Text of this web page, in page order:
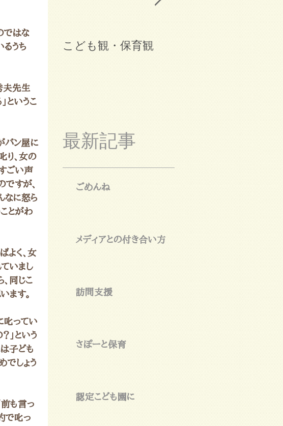
ではな
るうち
夫先生
というこ
パン屋に
り、女の
ごい声
すが、
なに怒ら
とがわ
よく、女
いまし
同じこ
ます。
叱ってい
」という
子ども
でしょう
前も言っ
で叱っ
こども観・保育観
最新記事
ごめんね
メディアとの付き合い方
訪問支援
さぽーと保育
認定こども園に